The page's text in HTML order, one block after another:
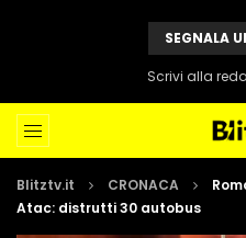
SEGNALA
Scrivi alla
Blitztv.it CRONACA
Atac: distrutti 30 autobus